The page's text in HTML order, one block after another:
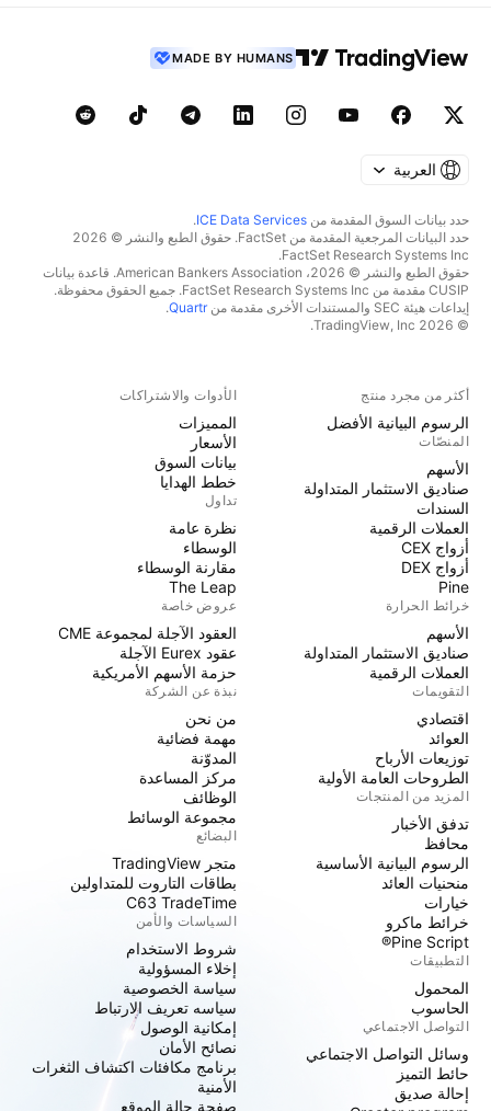
MADE BY HUMANS
العربية
حدد بيانات السوق المقدمة من ICE Data Services
.
حدد البيانات المرجعية المقدمة من FactSet. حقوق الطبع والنشر © 2026
FactSet Research Systems Inc.
حقوق الطبع والنشر © 2026، American Bankers Association. قاعدة بيانات
CUSIP مقدمة من FactSet Research Systems Inc. جميع الحقوق محفوظة.
إيداعات هيئة SEC والمستندات الأخرى مقدمة من
Quartr
.
© 2026 TradingView, Inc.
أكثر من مجرد منتج
الرسوم البيانية الأفضل
المنصّات
الأسهم
صناديق الاستثمار المتداولة
السندات
العملات الرقمية
أزواج CEX
أزواج DEX
Pine
خرائط الحرارة
الأسهم
صناديق الاستثمار المتداولة
العملات الرقمية
التقويمات
اقتصادي
العوائد
توزيعات الأرباح
الطروحات العامة الأولية
المزيد من المنتجات
تدفق الأخبار
محافظ
الرسوم البيانية الأساسية
منحنيات العائد
خيارات
خرائط ماكرو
Pine Script®
التطبيقات
المحمول
الحاسوب
التواصل الاجتماعي
وسائل التواصل الاجتماعي
حائط التميز
إحالة صديق
الأدوات والاشتراكات
المميزات
الأسعار
بيانات السوق
خطط الهدايا
تداول
نظرة عامة
الوسطاء
مقارنة الوسطاء
The Leap
عروض خاصة
العقود الآجلة لمجموعة CME
عقود Eurex الآجلة
حزمة الأسهم الأمريكية
نبذة عن الشركة
من نحن
مهمة فضائية
المدوّنة
مركز المساعدة
الوظائف
مجموعة الوسائط
البضائع
متجر TradingView
بطاقات التاروت للمتداولين
C63 TradeTime
السياسات والأمن
شروط الاستخدام
إخلاء المسؤولية
سياسة الخصوصية
سياسه تعريف الارتباط
إمكانية الوصول
نصائح الأمان
برنامج مكافئات اكتشاف الثغرات
الأمنية
صفحة حالة الموقع